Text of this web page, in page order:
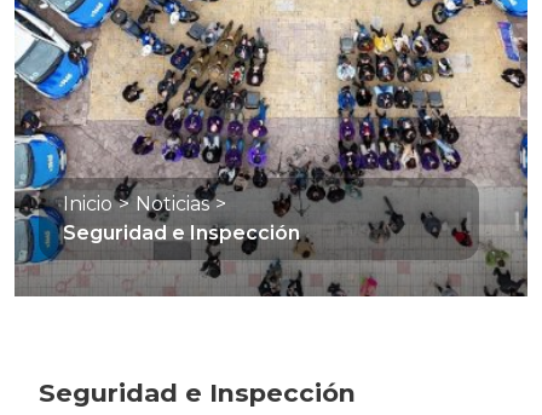
Inicio > Noticias >
Seguridad e Inspección
Seguridad e Inspección